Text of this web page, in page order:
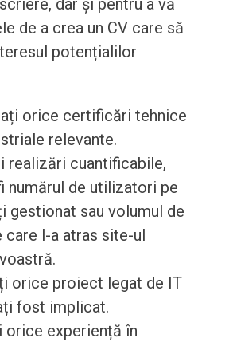
dar și pentru a vă
de a crea un CV care să
potențialilor
orice certificări tehnice
relevante.
realizări cuantificabile,
numărul de utilizatori pe
gestionat sau volumul de
care l-a atras site-ul
orice proiect legat de IT
fost implicat.
orice experiență în